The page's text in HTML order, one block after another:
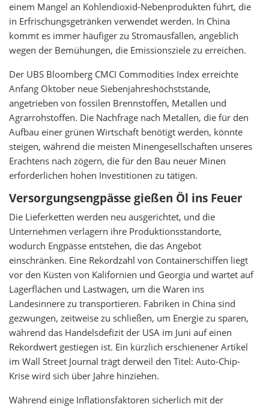
einem Mangel an Kohlendioxid-Nebenprodukten führt, die
in Erfrischungsgetränken verwendet werden. In China
kommt es immer häufiger zu Stromausfällen, angeblich
wegen der Bemühungen, die Emissionsziele zu erreichen.
Der UBS Bloomberg CMCI Commodities Index erreichte
Anfang Oktober neue Siebenjahreshöchststände,
angetrieben von fossilen Brennstoffen, Metallen und
Agrarrohstoffen. Die Nachfrage nach Metallen, die für den
Aufbau einer grünen Wirtschaft benötigt werden, könnte
steigen, während die meisten Minengesellschaften unseres
Erachtens nach zögern, die für den Bau neuer Minen
erforderlichen hohen Investitionen zu tätigen.
Versorgungsengpässe gießen Öl ins Feuer
Die Lieferketten werden neu ausgerichtet, und die
Unternehmen verlagern ihre Produktionsstandorte,
wodurch Engpässe entstehen, die das Angebot
einschränken. Eine Rekordzahl von Containerschiffen liegt
vor den Küsten von Kalifornien und Georgia und wartet auf
Lagerflächen und Lastwagen, um die Waren ins
Landesinnere zu transportieren. Fabriken in China sind
gezwungen, zeitweise zu schließen, um Energie zu sparen,
während das Handelsdefizit der USA im Juni auf einen
Rekordwert gestiegen ist. Ein kürzlich erschienener Artikel
im Wall Street Journal trägt derweil den Titel: Auto-Chip-
Krise wird sich über Jahre hinziehen.
Während einige Inflationsfaktoren sicherlich mit der